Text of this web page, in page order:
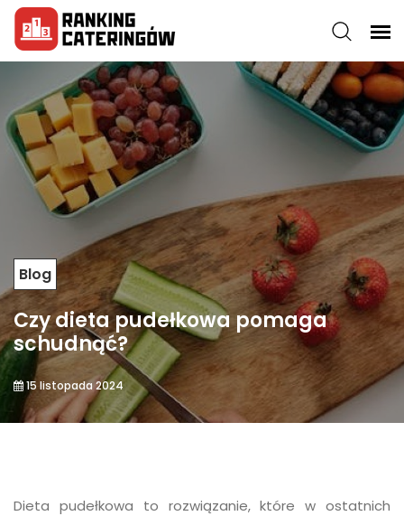
Blog
Czy dieta pudełkowa pomaga
schudnąć?
15 listopada 2024
Dieta pudełkowa to rozwiązanie, które w ostatnich